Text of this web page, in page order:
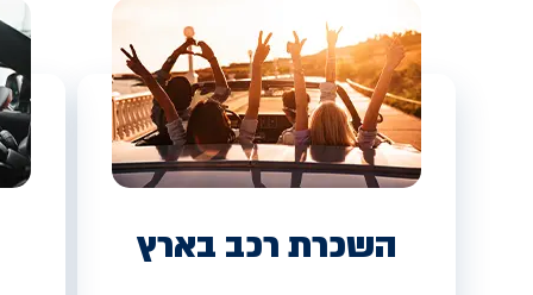
השכרת רכב בארץ